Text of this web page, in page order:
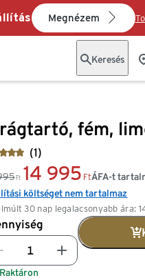
Megnézem
Keresés
fém,
(1)
Ft 14 995 Ft
30 nap legalacsonyabb ára:
ÁFA-t
költséget nem tartalmaz
Raktáron